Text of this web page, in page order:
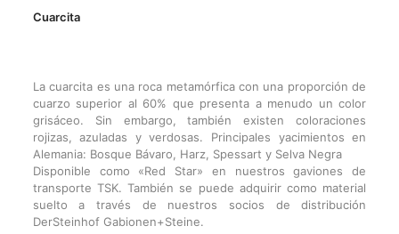
Cuarcita
La cuarcita es una roca metamórfica con una proporción de
cuarzo superior al 60% que presenta a menudo un color
grisáceo. Sin embargo, también existen coloraciones
rojizas, azuladas y verdosas. Principales yacimientos en
Alemania: Bosque Bávaro, Harz, Spessart y Selva Negra
Disponible como «Red Star» en nuestros gaviones de
transporte TSK. También se puede adquirir como material
suelto a través de nuestros socios de distribución
DerSteinhof Gabionen+Steine.